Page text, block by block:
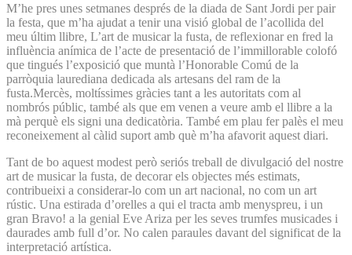
M’he pres unes setmanes després de la diada de Sant Jordi per pair
la festa, que m’ha ajudat a tenir una visió global de l’acollida del
meu últim llibre, L’art de musicar la fusta, de reflexionar en fred la
influència anímica de l’acte de presentació de l’immillorable colofó
que tingués l’exposició que muntà l’Honorable Comú de la
parròquia laurediana dedicada als artesans del ram de la
fusta.Mercès, moltíssimes gràcies tant a les autoritats com al
nombrós públic, també als que em venen a veure amb el llibre a la
mà perquè els signi una dedicatòria. També em plau fer palès el meu
reconeixement al càlid suport amb què m’ha afavorit aquest diari.
Tant de bo aquest modest però seriós treball de divulgació del nostre
art de musicar la fusta, de decorar els objectes més estimats,
contribueixi a considerar-lo com un art nacional, no com un art
rústic. Una estirada d’orelles a qui el tracta amb menyspreu, i un
gran Bravo! a la genial Eve Ariza per les seves trumfes musicades i
daurades amb full d’or. No calen paraules davant del significat de la
interpretació artística.